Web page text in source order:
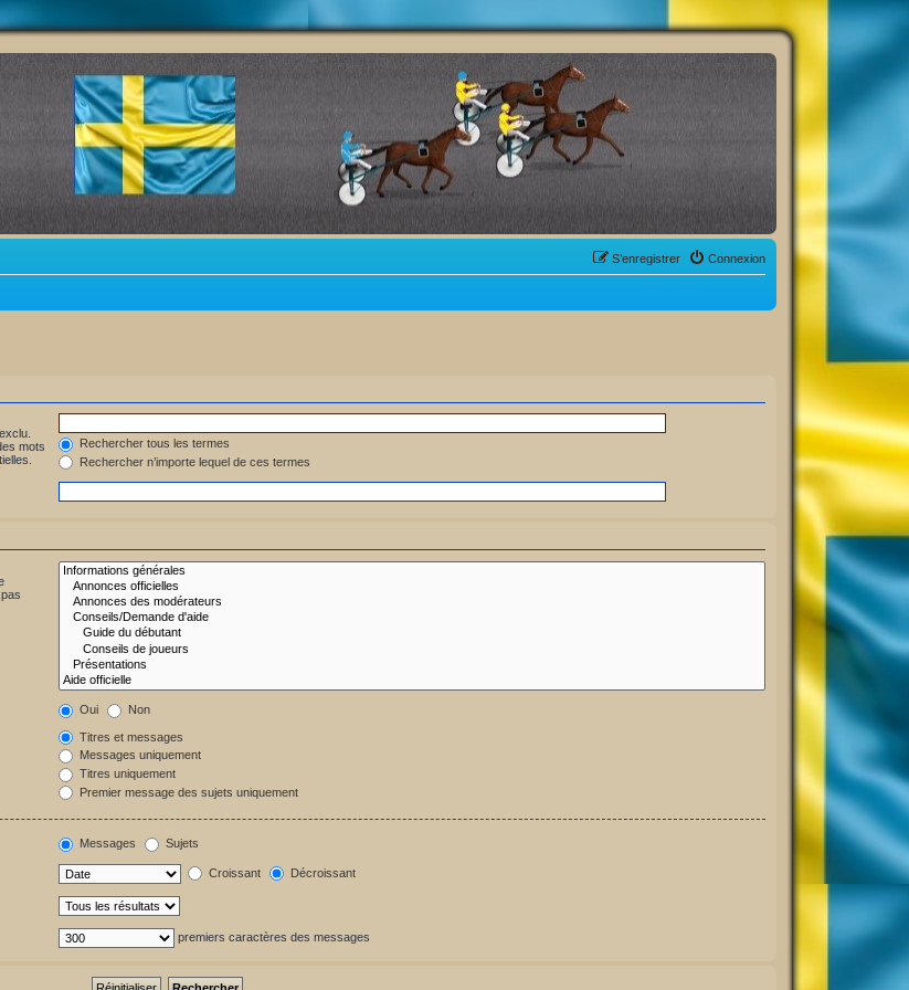
Connexion
S’enregistrer
mots
Rechercher tous les termes
Rechercher n’importe lequel de ces termes
Oui Non
Titres et messages
Messages uniquement
Titres uniquement
Premier message des sujets uniquement
Messages Sujets
Croissant Décroissant
premiers caractères des messages